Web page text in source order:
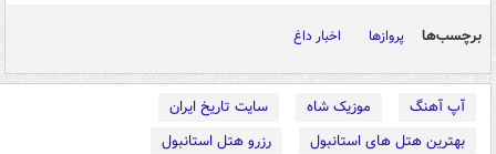
برچسب‌ها پروازها اخبار داغ
آپ آهنگ موزیک شاه
سایت تاریخ ایران
بهترین هتل های استانبول
رزرو هتل استانبول